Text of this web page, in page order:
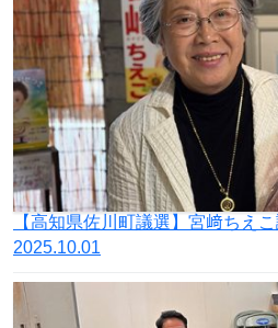
【高知県佐川町議選】宮﨑ちえ
2025.10.01